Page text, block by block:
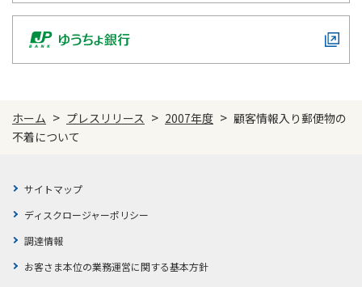
ホーム > プレスリリース > 2007年度 > 顧客情報入り郵便物の
不着について
サイトマップ
ディスクロージャーポリシー
調達情報
お客さま本位の業務運営に関する基本方針